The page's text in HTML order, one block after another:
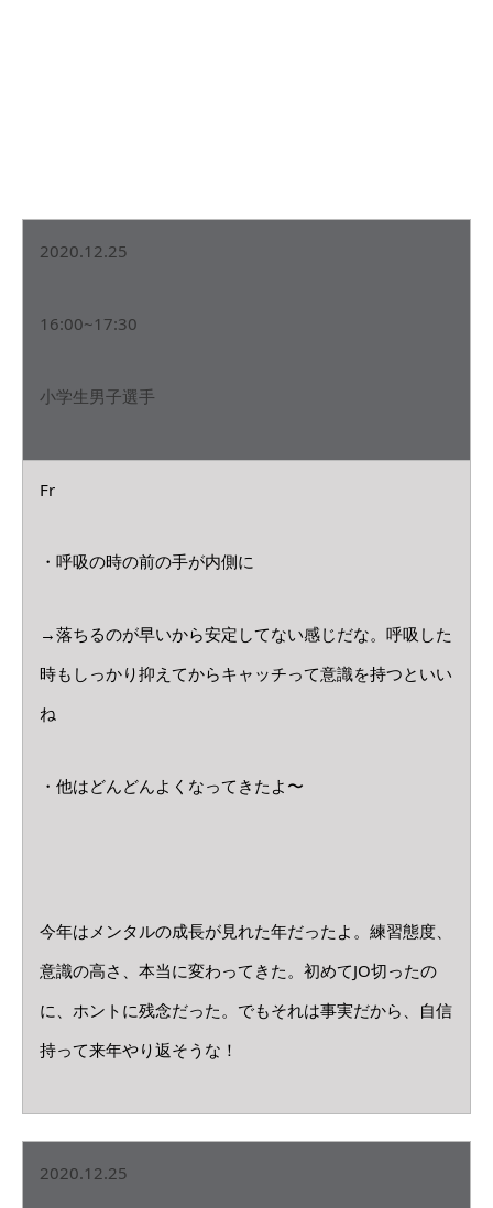
2020.12.25
16:00~17:30
小学生男子選手
Fr
・呼吸の時の前の手が内側に
→落ちるのが早いから安定してない感じだな。呼吸した
時もしっかり抑えてからキャッチって意識を持つといい
ね
・他はどんどんよくなってきたよ〜
今年はメンタルの成長が見れた年だったよ。練習態度、
意識の高さ、本当に変わってきた。初めてJO切ったの
に、ホントに残念だった。でもそれは事実だから、自信
持って来年やり返そうな！
2020.12.25